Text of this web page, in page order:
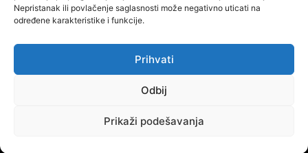
Nepristanak ili povlačenje saglasnosti može negativno uticati na
određene karakteristike i funkcije.
Prihvati
Odbij
Prikaži podešavanja